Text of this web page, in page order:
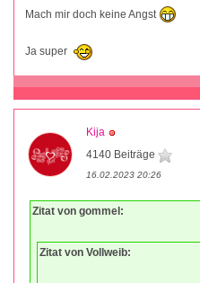
Mach mir doch keine Angst
Ja super
Kija
4140 Beiträge
16.02.2023 20:26
Zitat von gommel:
Zitat von Vollweib: